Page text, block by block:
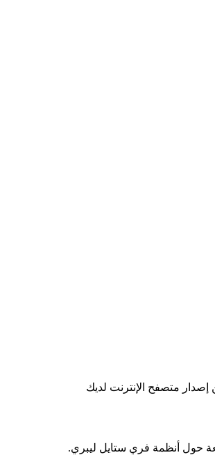
إصدار متصفح الإنترنت لديك
حول أنظمة فري ستايل ليبري.